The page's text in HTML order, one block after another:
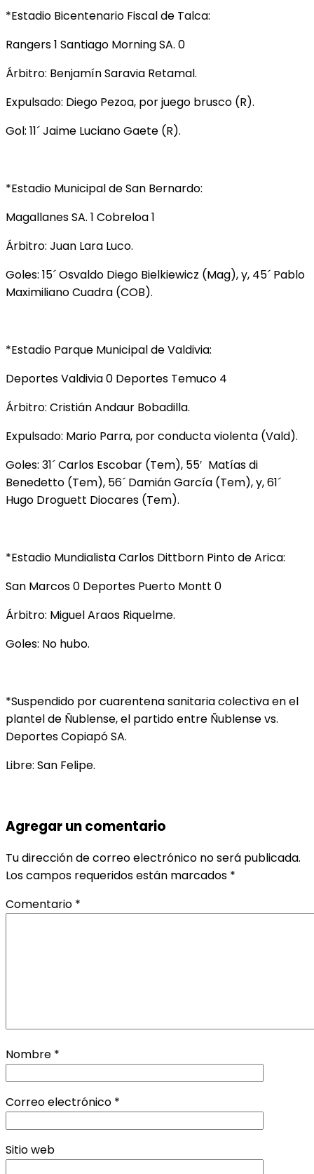
*Estadio Bicentenario Fiscal de Talca:
Rangers 1 Santiago Morning SA. 0
Árbitro: Benjamín Saravia Retamal.
Expulsado: Diego Pezoa, por juego brusco (R).
Gol: 11´ Jaime Luciano Gaete (R).
*Estadio Municipal de San Bernardo:
Magallanes SA. 1 Cobreloa 1
Árbitro: Juan Lara Luco.
Goles: 15´ Osvaldo Diego Bielkiewicz (Mag), y, 45´ Pablo
Maximiliano Cuadra (COB).
*Estadio Parque Municipal de Valdivia:
Deportes Valdivia 0 Deportes Temuco 4
Árbitro: Cristián Andaur Bobadilla.
Expulsado: Mario Parra, por conducta violenta (Vald).
Goles: 31´ Carlos Escobar (Tem), 55′ Matías di
Benedetto (Tem), 56´ Damián García (Tem), y, 61´
Hugo Droguett Diocares (Tem).
*Estadio Mundialista Carlos Dittborn Pinto de Arica:
San Marcos 0 Deportes Puerto Montt 0
Árbitro: Miguel Araos Riquelme.
Goles: No hubo.
*Suspendido por cuarentena sanitaria colectiva en el
plantel de Ñublense, el partido entre Ñublense vs.
Deportes Copiapó SA.
Libre: San Felipe.
Agregar un comentario
Tu dirección de correo electrónico no será publicada.
Los campos requeridos están marcados *
Comentario *
Nombre *
Correo electrónico *
Sitio web